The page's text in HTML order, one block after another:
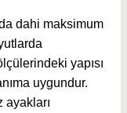
dahi maksimum
yapısı
uygundur.
ayakları